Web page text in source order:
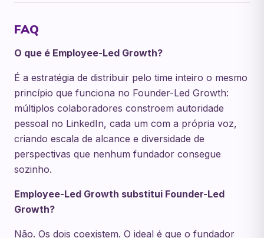
FAQ
O que é Employee-Led Growth?
É a estratégia de distribuir pelo time inteiro o mesmo
princípio que funciona no Founder-Led Growth:
múltiplos colaboradores constroem autoridade
pessoal no LinkedIn, cada um com a própria voz,
criando escala de alcance e diversidade de
perspectivas que nenhum fundador consegue
sozinho.
Employee-Led Growth substitui Founder-Led
Growth?
Não. Os dois coexistem. O ideal é que o fundador